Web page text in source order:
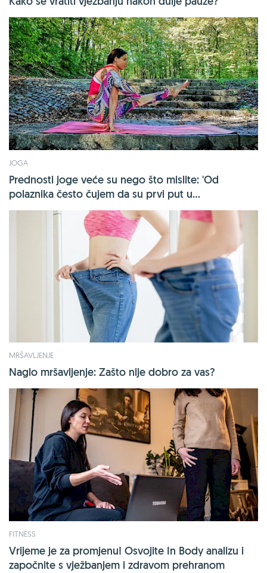
JOGA
Prednosti joge veće su nego što mislite: 'Od
polaznika često čujem da su prvi put u...
MRŠAVLJENJE
Naglo mršavljenje: Zašto nije dobro za vas?
FITNESS
Vrijeme je za promjenu! Osvojite In Body analizu i
započnite s vježbanjem i zdravom prehranom